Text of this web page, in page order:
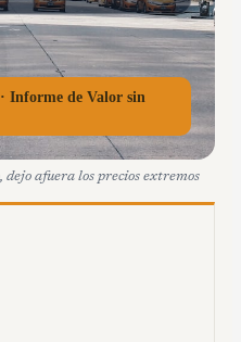
Informe de Valor sin
afuera los precios extremos